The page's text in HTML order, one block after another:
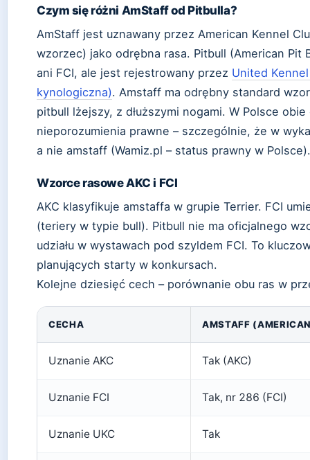
Czym się różni AmStaff od Pitbulla?
AmStaff jest uznawany przez American Kennel
wzorzec) jako odrębna rasa. Pitbull (American Pit
ani FCI, ale jest rejestrowany przez United
kynologiczna). Amstaff ma odrębny standard
pitbull lżejszy, z dłuższymi nogami. W Polsce
nieporozumienia prawne – szczególnie, że w
a nie amstaff (Wamiz.pl – status prawny w Polsce).
Wzorce rasowe AKC i FCI
AKC klasyfikuje amstaffa w grupie Terrier. FCI
(teriery w typie bull). Pitbull nie ma oficjalnego
udziału w wystawach pod szyldem FCI. To
planujących starty w konkursach.
Kolejne dziesięć cech – porównanie obu ras w
CECHA AMSTAFF
Uznanie AKC Tak (AKC)
Uznanie FCI Tak, nr 286 (FCI)
Uznanie UKC Tak